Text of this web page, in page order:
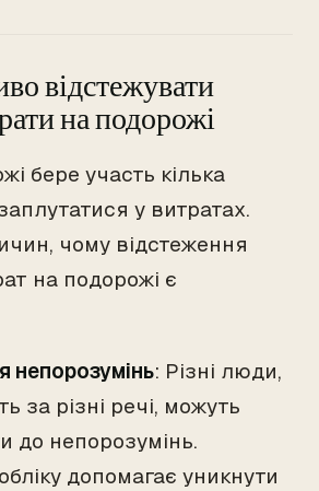
відстежувати
на подорожі
бере участь кілька
у витратах.
чому відстеження
на подорожі є
непорозумінь: Різні люди,
за різні речі, можуть
до непорозумінь.
допомагає уникнути